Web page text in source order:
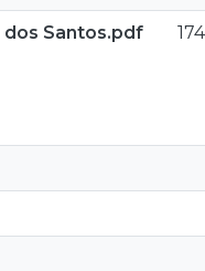
dos Santos.pdf 174